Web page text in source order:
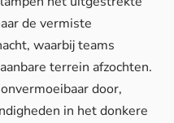
de vermiste
waarbij teams
terrein afzochten.
door,
in het donkere